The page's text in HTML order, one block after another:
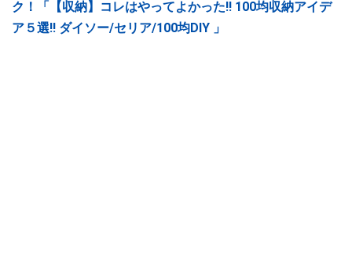
ク！「【収納】コレはやってよかった‼︎ 100均収納アイデ
ア５選‼︎ ダイソー/セリア/100均DIY 」